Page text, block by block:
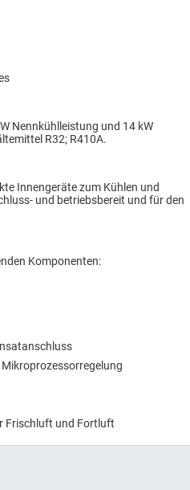
Nennkühlleistung und 14 kW
R32; R410A.
Innengeräte zum Kühlen und
und betriebsbereit und für den
Komponenten:
Frischluft und Fortluft
gelagerte, 4-stufige DC-
saugen die Raumluft über
der konditionierten Luft zur